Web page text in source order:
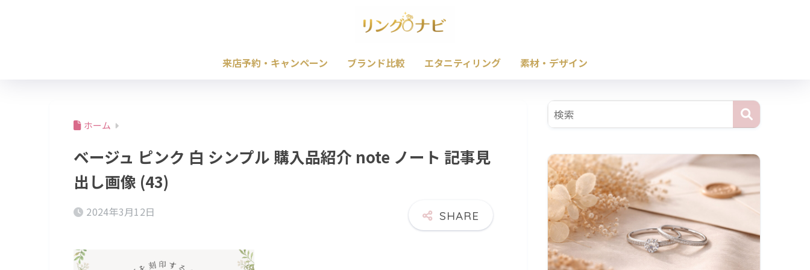
来店予約・キャンペーン ブランド比較 エタニティリング 素材・デザイン
ホーム
ベージュ ピンク 白 シンプル 購入品紹介 note ノート 記事見
出し画像 (43)
2024年3月12日